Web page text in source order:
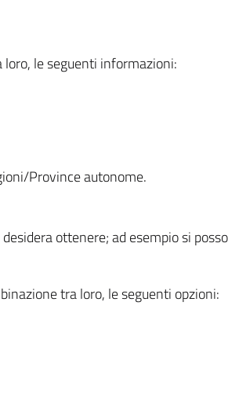
le seguenti informazioni:
Province autonome.
ottenere; ad esempio si
tra loro, le seguenti opzioni: